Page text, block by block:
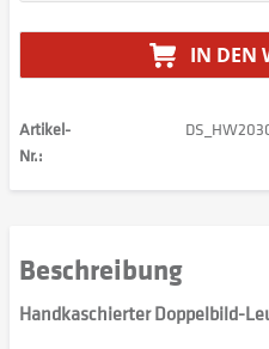
IN DEN
Artikel-
Nr.:
Beschreibung
Handkaschierter Doppelbild-